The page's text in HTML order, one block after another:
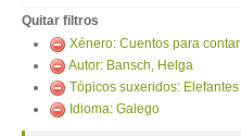
Quitar filtros
Xénero: Cuentos para contar
Autor: Bansch, Helga
Tópicos suxeridos: Elefantes
Idioma: Galego